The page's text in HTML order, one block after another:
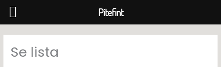
innehållSe lista
Pitefint